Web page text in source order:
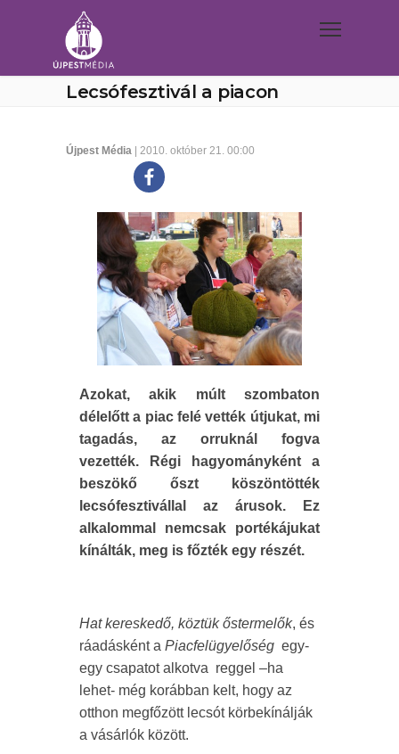
Lecsófesztivál a piacon
Újpest Média | 2010. október 21. 00:00
Azokat, akik múlt szombaton
délelőtt a piac felé vették útjukat, mi
tagadás, az orruknál fogva
vezették. Régi hagyományként a
beszökő őszt köszöntötték
lecsófesztivállal az árusok. Ez
alkalommal nemcsak portékájukat
kínálták, meg is főzték egy részét.
Hat kereskedő, köztük őstermelők, és
ráadásként a Piacfelügyelőség egy-
egy csapatot alkotva reggel –ha
lehet- még korábban kelt, hogy az
otthon megfőzött lecsót körbekínálják
a vásárlók között.